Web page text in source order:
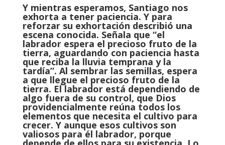
Y mientras esperamos, Santiago nos
exhorta a tener paciencia. Y para
reforzar su exhortación describió una
escena conocida. Señala que “el
labrador espera el precioso fruto de la
tierra, aguardando con paciencia hasta
que reciba la lluvia temprana y la
tardía”. Al sembrar las semillas, espera
a que llegue el precioso fruto de la
tierra. El labrador está dependiendo de
algo fuera de su control, que Dios
providencialmente reúna todos los
elementos que necesita el cultivo para
crecer. Y aunque esos cultivos son
valiosos para él labrador, porque